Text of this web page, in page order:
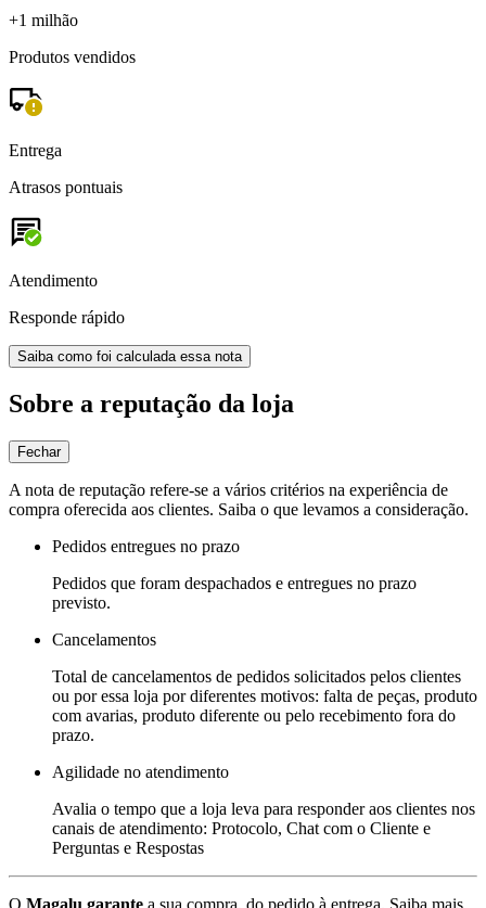
+1 milhão
Produtos vendidos
Entrega
Atrasos pontuais
Atendimento
Responde rápido
Saiba como foi calculada essa nota
Sobre a reputação da loja
Fechar
A nota de reputação refere-se a vários critérios na experiência de
compra oferecida aos clientes. Saiba o que levamos a consideração.
Pedidos entregues no prazo
Pedidos que foram despachados e entregues no prazo
previsto.
Cancelamentos
Total de cancelamentos de pedidos solicitados pelos clientes
ou por essa loja por diferentes motivos: falta de peças, produto
com avarias, produto diferente ou pelo recebimento fora do
prazo.
Agilidade no atendimento
Avalia o tempo que a loja leva para responder aos clientes nos
canais de atendimento: Protocolo, Chat com o Cliente e
Perguntas e Respostas
O Magalu garante a sua compra, do pedido à entrega. Saiba mais